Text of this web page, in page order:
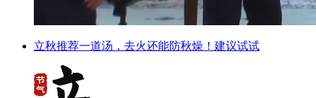
立秋推荐一道汤，去火还能防秋燥！建议试试